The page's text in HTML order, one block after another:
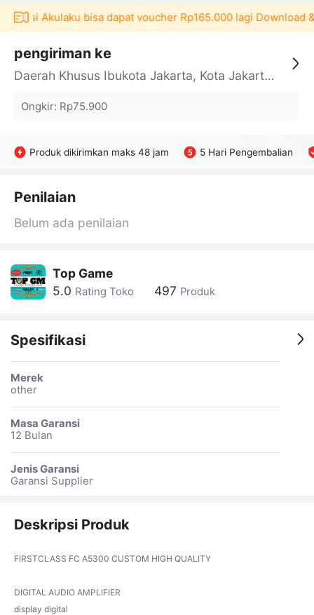
Akulaku bisa dapat voucher Rp165.000 lagi Download &
pengiriman ke
Daerah Khusus Ibukota Jakarta, Kota Jakarta Barat, Cengkareng, yy
Ongkir: Rp75.900
Produk dikirimkan maks 48 jam 5 Hari Pengembalian
Penilaian
Belum ada penilaian
Top Game
5.0 Rating Toko 497 Produk
Spesifikasi
Merek
other
Masa Garansi
12 Bulan
Jenis Garansi
Garansi Supplier
Deskripsi Produk
FIRSTCLASS FC A5300 CUSTOM HIGH QUALITY
DIGITAL AUDIO AMPLIFIER
display digital